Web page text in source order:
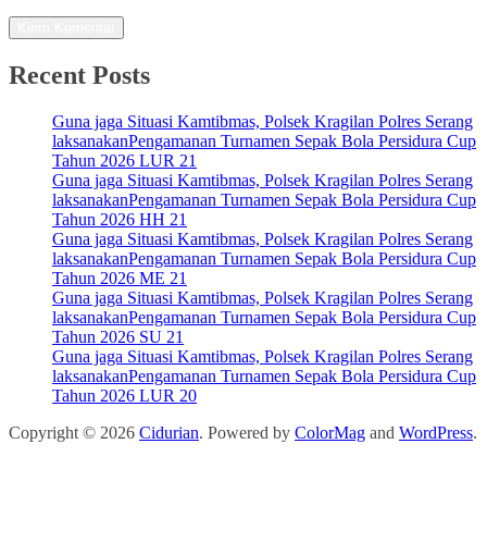
Recent Posts
Guna jaga Situasi Kamtibmas, Polsek Kragilan Polres Serang
laksanakanPengamanan Turnamen Sepak Bola Persidura Cup
Tahun 2026 LUR 21
Guna jaga Situasi Kamtibmas, Polsek Kragilan Polres Serang
laksanakanPengamanan Turnamen Sepak Bola Persidura Cup
Tahun 2026 HH 21
Guna jaga Situasi Kamtibmas, Polsek Kragilan Polres Serang
laksanakanPengamanan Turnamen Sepak Bola Persidura Cup
Tahun 2026 ME 21
Guna jaga Situasi Kamtibmas, Polsek Kragilan Polres Serang
laksanakanPengamanan Turnamen Sepak Bola Persidura Cup
Tahun 2026 SU 21
Guna jaga Situasi Kamtibmas, Polsek Kragilan Polres Serang
laksanakanPengamanan Turnamen Sepak Bola Persidura Cup
Tahun 2026 LUR 20
Copyright © 2026 Cidurian. Powered by ColorMag and WordPress.